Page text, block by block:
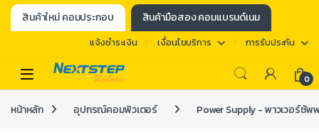
สินค้าใหม่ คอมประกอบ สินค้ามือสอง คอมแบรนด์เนม
แจ้งชำระเงิน เงื่อนไขบริการ การรับประกัน
0
หน้าหลัก อุปกรณ์คอมพิวเตอร์ Power Supply - พาวเวอร์ซัพ